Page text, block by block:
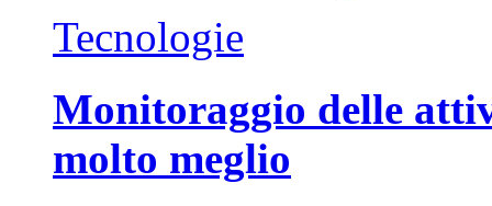
Tecnologie
Monitoraggio delle
molto meglio